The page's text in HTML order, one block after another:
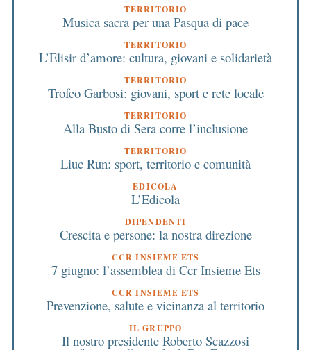
TERRITORIO
Musica sacra per una Pasqua di pace
TERRITORIO
L’Elisir d’amore: cultura, giovani e solidarietà
TERRITORIO
Trofeo Garbosi: giovani, sport e rete locale
TERRITORIO
Alla Busto di Sera corre l’inclusione
TERRITORIO
Liuc Run: sport, territorio e comunità
EDICOLA
L’Edicola
DIPENDENTI
Crescita e persone: la nostra direzione
CCR INSIEME ETS
7 giugno: l’assemblea di Ccr Insieme Ets
CCR INSIEME ETS
Prevenzione, salute e vicinanza al territorio
IL GRUPPO
Il nostro presidente Roberto Scazzosi